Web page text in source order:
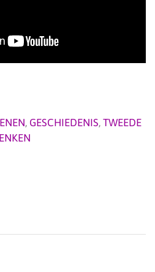
, GESCHIEDENIS, TWEEDE